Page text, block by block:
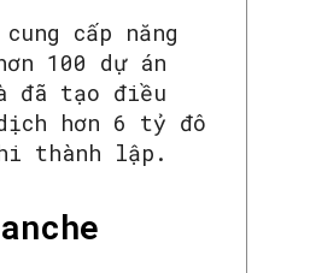
cấp năng
100 dự án
đã tạo điều
hơn 6 tỷ đô
thành lập.